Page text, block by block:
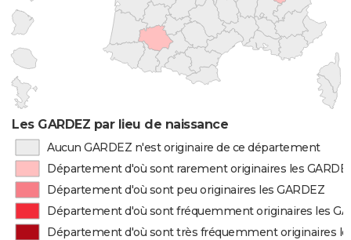
Les GARDEZ par lieu de naissance
Aucun GARDEZ n'est originaire de ce département
Département d'où sont rarement originaires les
Département d'où sont peu originaires les GARDEZ
Département d'où sont fréquemment originaires les
Département d'où sont très fréquemment originaires